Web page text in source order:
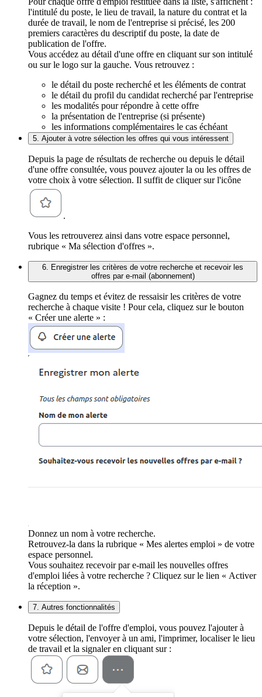
l'intitulé du poste, le lieu de travail, la nature du contrat et la
durée de travail, le nom de l'entreprise si précisé, les 200
premiers caractères du descriptif du poste, la date de
publication de l'offre.
Vous accédez au détail d'une offre en cliquant sur son intitulé
ou sur le logo sur la gauche. Vous retrouvez :
le détail du poste recherché et les éléments de contrat
le détail du profil du candidat recherché par l'entreprise
les modalités pour répondre à cette offre
la présentation de l'entreprise (si présente)
les informations complémentaires le cas échéant
5. Ajouter à votre sélection les offres qui vous intéressent
Depuis la page de résultats de recherche ou depuis le détail
d'une offre consultée, vous pouvez ajouter la ou les offres de
votre choix à votre sélection. Il suffit de cliquer sur l'icône
.
Vous les retrouverez ainsi dans votre espace personnel,
rubrique « Ma sélection d'offres ».
6. Enregistrer les critères de votre recherche et recevoir les
offres par e-mail (abonnement)
Gagnez du temps et évitez de ressaisir les critères de votre
recherche à chaque visite ! Pour cela, cliquez sur le bouton
« Créer une alerte » :
Donnez un nom à votre recherche.
Retrouvez-la dans la rubrique « Mes alertes emploi » de votre
espace personnel.
Vous souhaitez recevoir par e-mail les nouvelles offres
d'emploi liées à votre recherche ? Cliquez sur le lien « Activer
la réception ».
7. Autres fonctionnalités
Depuis le détail de l'offre d'emploi, vous pouvez l'ajouter à
votre sélection, l'envoyer à un ami, l'imprimer, localiser le lieu
de travail et la signaler en cliquant sur :